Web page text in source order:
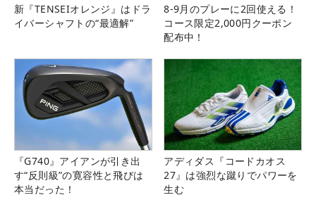
新『TENSEIオレンジ』はドラ
イバーシャフトの“最適解”
8-9月のプレーに2回使える！
コース限定2,000円クーポン
配布中！
『G740』アイアンが引き出
す“反則級”の寛容性と飛びは
本当だった！
アディダス『コードカオス
27』は強烈な蹴りでパワーを
生む